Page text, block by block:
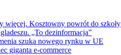
więcej. Kosztowny powrót do szkoły
„To dezinformacja”
szuka nowego rynku w UE
giganta e-commerce